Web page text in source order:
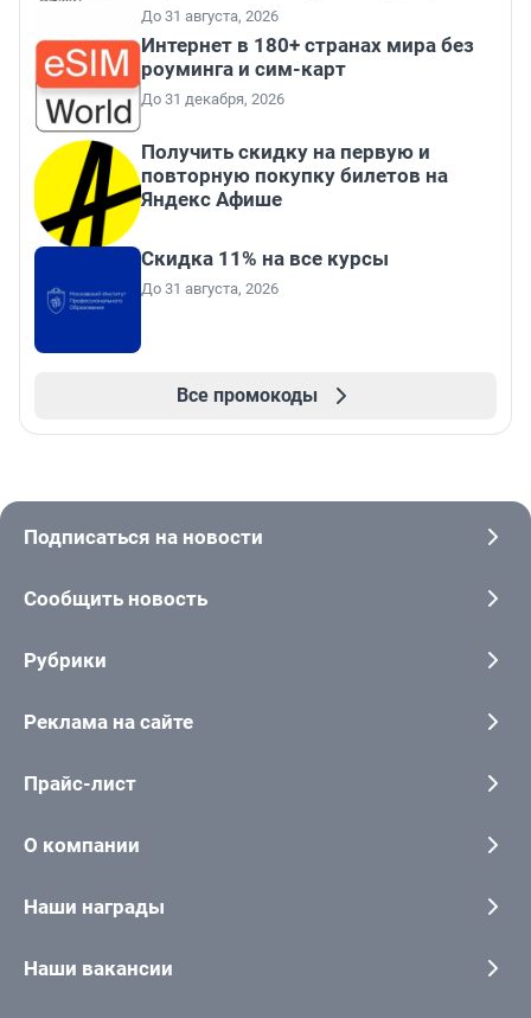
До 31 августа, 2026
Интернет в 180+ странах мира без
роуминга и сим-карт
До 31 декабря, 2026
Получить скидку на первую и
повторную покупку билетов на
Яндекс Афише
Скидка 11% на все курсы
До 31 августа, 2026
Все промокоды
Подписаться на новости
Сообщить новость
Рубрики
Реклама на сайте
Прайс-лист
О компании
Наши награды
Наши вакансии